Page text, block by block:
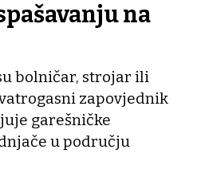
na
bolničar, strojar ili
zapovjednik
garešničke
u području